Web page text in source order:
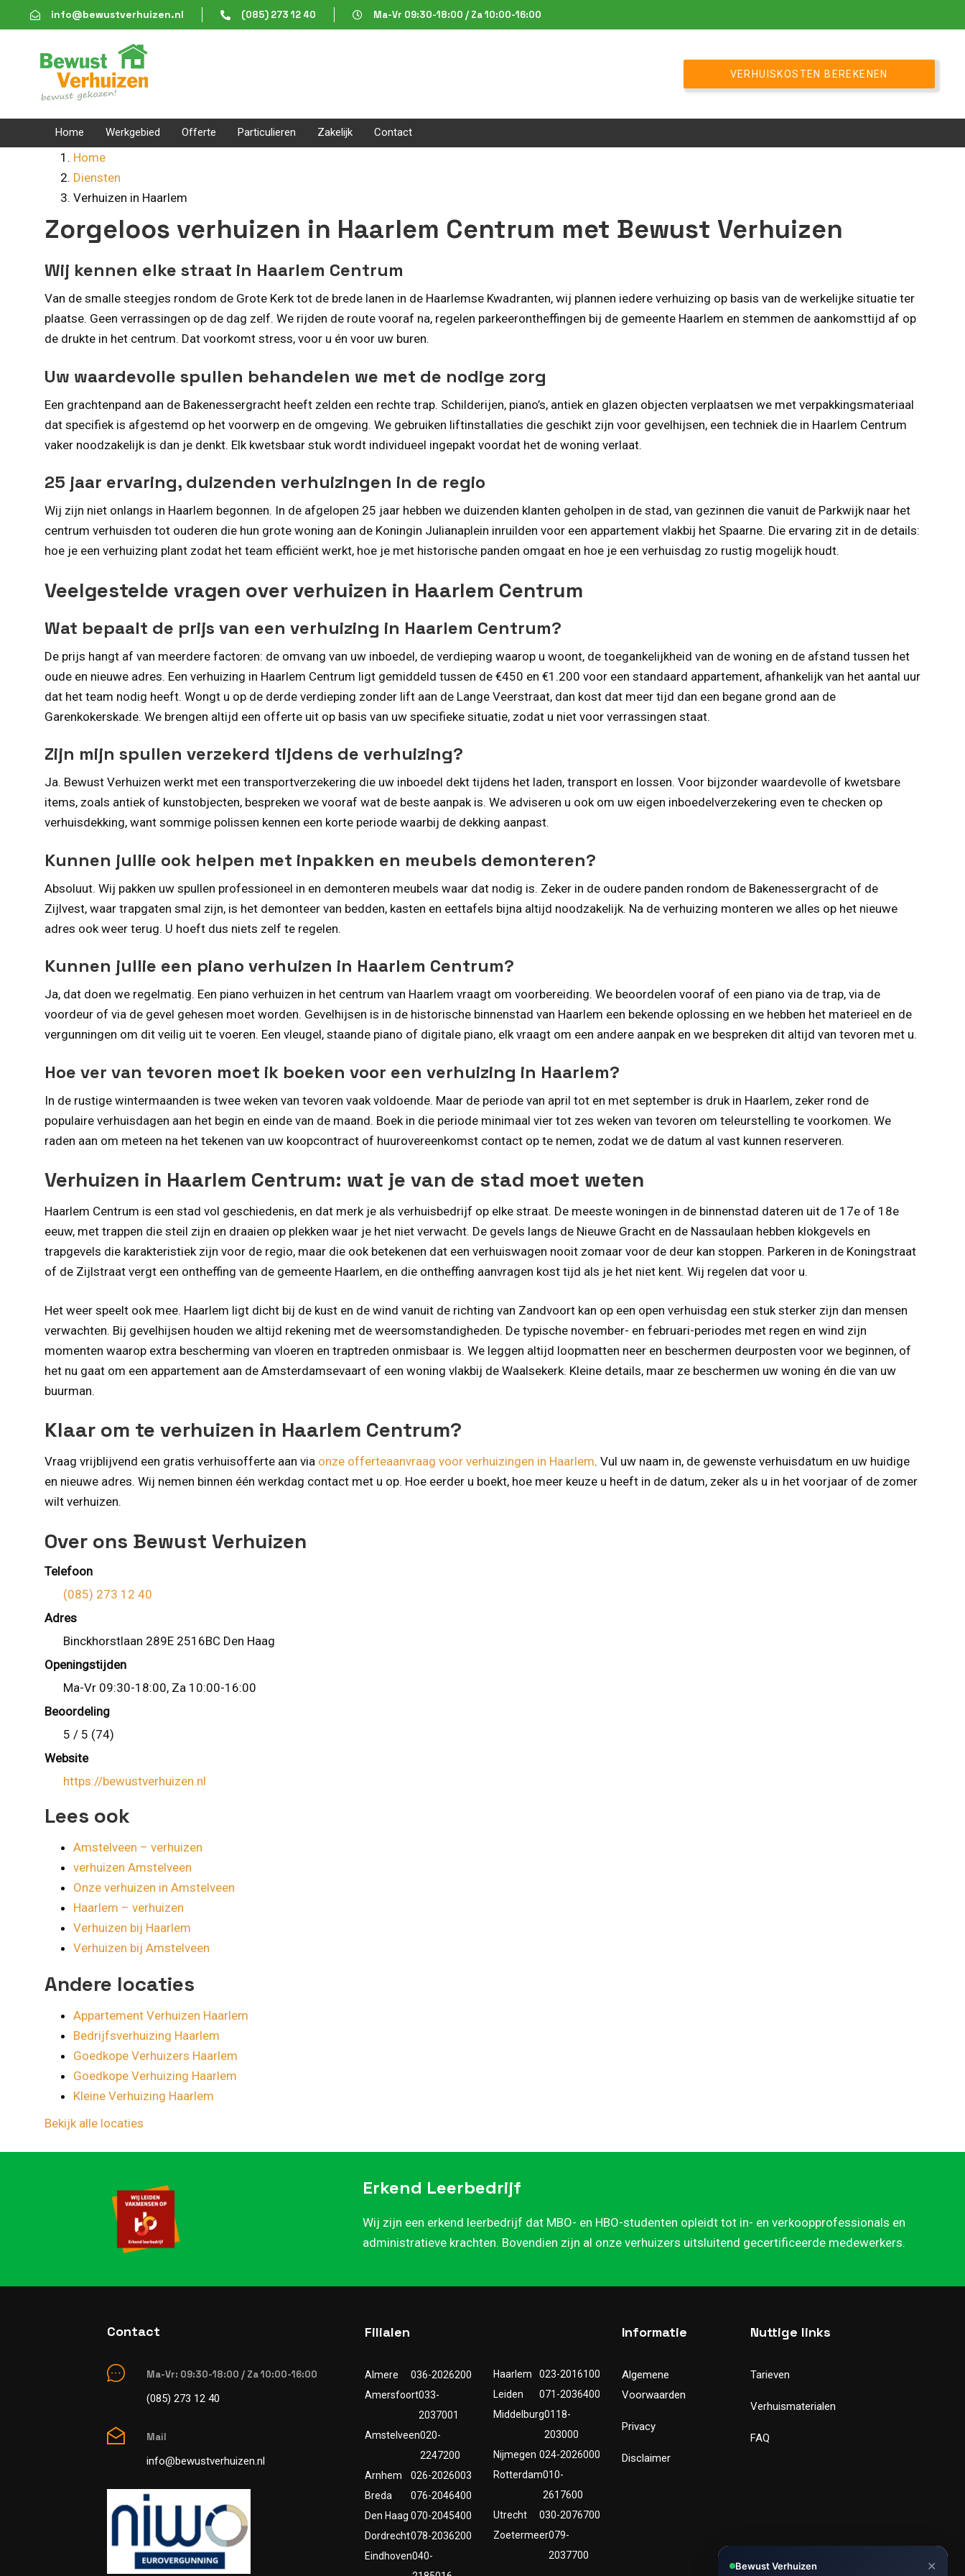
links
to
content
info@bewustverhuizen.nl (085) 273 12 40 Ma-Vr 09:30-18:00 / Za 10:00-16:00
VERHUISKOSTEN BEREKENEN
Home Werkgebied Offerte Particulieren Zakelijk Contact
Home
Diensten
Verhuizen in Haarlem
Zorgeloos verhuizen in Haarlem Centrum met Bewust Verhuizen
Wij kennen elke straat in Haarlem Centrum
Van de smalle steegjes rondom de Grote Kerk tot de brede lanen in de Haarlemse Kwadranten, wij plannen iedere verhuizing op basis van de werkelijke situatie ter
plaatse. Geen verrassingen op de dag zelf. We rijden de route vooraf na, regelen parkeerontheffingen bij de gemeente Haarlem en stemmen de aankomsttijd af op
de drukte in het centrum. Dat voorkomt stress, voor u én voor uw buren.
Uw waardevolle spullen behandelen we met de nodige zorg
Een grachtenpand aan de Bakenessergracht heeft zelden een rechte trap. Schilderijen, piano’s, antiek en glazen objecten verplaatsen we met verpakkingsmateriaal
dat specifiek is afgestemd op het voorwerp en de omgeving. We gebruiken liftinstallaties die geschikt zijn voor gevelhijsen, een techniek die in Haarlem Centrum
vaker noodzakelijk is dan je denkt. Elk kwetsbaar stuk wordt individueel ingepakt voordat het de woning verlaat.
25 jaar ervaring, duizenden verhuizingen in de regio
Wij zijn niet onlangs in Haarlem begonnen. In de afgelopen 25 jaar hebben we duizenden klanten geholpen in de stad, van gezinnen die vanuit de Parkwijk naar het
centrum verhuisden tot ouderen die hun grote woning aan de Koningin Julianaplein inruilden voor een appartement vlakbij het Spaarne. Die ervaring zit in de details:
hoe je een verhuizing plant zodat het team efficiënt werkt, hoe je met historische panden omgaat en hoe je een verhuisdag zo rustig mogelijk houdt.
Veelgestelde vragen over verhuizen in Haarlem Centrum
Wat bepaalt de prijs van een verhuizing in Haarlem Centrum?
De prijs hangt af van meerdere factoren: de omvang van uw inboedel, de verdieping waarop u woont, de toegankelijkheid van de woning en de afstand tussen het
oude en nieuwe adres. Een verhuizing in Haarlem Centrum ligt gemiddeld tussen de €450 en €1.200 voor een standaard appartement, afhankelijk van het aantal uur
dat het team nodig heeft. Wongt u op de derde verdieping zonder lift aan de Lange Veerstraat, dan kost dat meer tijd dan een begane grond aan de
Garenkokerskade. We brengen altijd een offerte uit op basis van uw specifieke situatie, zodat u niet voor verrassingen staat.
Zijn mijn spullen verzekerd tijdens de verhuizing?
Ja. Bewust Verhuizen werkt met een transportverzekering die uw inboedel dekt tijdens het laden, transport en lossen. Voor bijzonder waardevolle of kwetsbare
items, zoals antiek of kunstobjecten, bespreken we vooraf wat de beste aanpak is. We adviseren u ook om uw eigen inboedelverzekering even te checken op
verhuisdekking, want sommige polissen kennen een korte periode waarbij de dekking aanpast.
Kunnen jullie ook helpen met inpakken en meubels demonteren?
Absoluut. Wij pakken uw spullen professioneel in en demonteren meubels waar dat nodig is. Zeker in de oudere panden rondom de Bakenessergracht of de
Zijlvest, waar trapgaten smal zijn, is het demonteer van bedden, kasten en eettafels bijna altijd noodzakelijk. Na de verhuizing monteren we alles op het nieuwe
adres ook weer terug. U hoeft dus niets zelf te regelen.
Kunnen jullie een piano verhuizen in Haarlem Centrum?
Ja, dat doen we regelmatig. Een piano verhuizen in het centrum van Haarlem vraagt om voorbereiding. We beoordelen vooraf of een piano via de trap, via de
voordeur of via de gevel gehesen moet worden. Gevelhijsen is in de historische binnenstad van Haarlem een bekende oplossing en we hebben het materieel en de
vergunningen om dit veilig uit te voeren. Een vleugel, staande piano of digitale piano, elk vraagt om een andere aanpak en we bespreken dit altijd van tevoren met u.
Hoe ver van tevoren moet ik boeken voor een verhuizing in Haarlem?
In de rustige wintermaanden is twee weken van tevoren vaak voldoende. Maar de periode van april tot en met september is druk in Haarlem, zeker rond de
populaire verhuisdagen aan het begin en einde van de maand. Boek in die periode minimaal vier tot zes weken van tevoren om teleurstelling te voorkomen. We
raden aan om meteen na het tekenen van uw koopcontract of huurovereenkomst contact op te nemen, zodat we de datum al vast kunnen reserveren.
Verhuizen in Haarlem Centrum: wat je van de stad moet weten
Haarlem Centrum is een stad vol geschiedenis, en dat merk je als verhuisbedrijf op elke straat. De meeste woningen in de binnenstad dateren uit de 17e of 18e
eeuw, met trappen die steil zijn en draaien op plekken waar je het niet verwacht. De gevels langs de Nieuwe Gracht en de Nassaulaan hebben klokgevels en
trapgevels die karakteristiek zijn voor de regio, maar die ook betekenen dat een verhuiswagen nooit zomaar voor de deur kan stoppen. Parkeren in de Koningstraat
of de Zijlstraat vergt een ontheffing van de gemeente Haarlem, en die ontheffing aanvragen kost tijd als je het niet kent. Wij regelen dat voor u.
Het weer speelt ook mee. Haarlem ligt dicht bij de kust en de wind vanuit de richting van Zandvoort kan op een open verhuisdag een stuk sterker zijn dan mensen
verwachten. Bij gevelhijsen houden we altijd rekening met de weersomstandigheden. De typische november- en februari-periodes met regen en wind zijn
momenten waarop extra bescherming van vloeren en traptreden onmisbaar is. We leggen altijd loopmatten neer en beschermen deurposten voor we beginnen, of
het nu gaat om een appartement aan de Amsterdamsevaart of een woning vlakbij de Waalsekerk. Kleine details, maar ze beschermen uw woning én die van uw
buurman.
Klaar om te verhuizen in Haarlem Centrum?
Vraag vrijblijvend een gratis verhuisofferte aan via onze offerteaanvraag voor verhuizingen in Haarlem. Vul uw naam in, de gewenste verhuisdatum en uw huidige
en nieuwe adres. Wij nemen binnen één werkdag contact met u op. Hoe eerder u boekt, hoe meer keuze u heeft in de datum, zeker als u in het voorjaar of de zomer
wilt verhuizen.
Over ons Bewust Verhuizen
Telefoon
(085) 273 12 40
Adres
Binckhorstlaan 289E 2516BC Den Haag
Openingstijden
Ma-Vr 09:30-18:00, Za 10:00-16:00
Beoordeling
5 / 5 (74)
Website
https://bewustverhuizen.nl
Lees ook
Amstelveen – verhuizen
verhuizen Amstelveen
Onze verhuizen in Amstelveen
Haarlem – verhuizen
Verhuizen bij Haarlem
Verhuizen bij Amstelveen
Andere locaties
Appartement Verhuizen Haarlem
Bedrijfsverhuizing Haarlem
Goedkope Verhuizers Haarlem
Goedkope Verhuizing Haarlem
Kleine Verhuizing Haarlem
Bekijk alle locaties
Erkend Leerbedrijf
Wij zijn een erkend leerbedrijf dat MBO- en HBO-studenten opleidt tot in- en verkoopprofessionals en
administratieve krachten. Bovendien zijn al onze verhuizers uitsluitend gecertificeerde medewerkers.
Contact
Ma-Vr: 09:30-18:00 / Za 10:00-16:00
(085) 273 12 40
Mail
info@bewustverhuizen.nl
Filialen
Almere
036-2026200
Amersfoort033-
2037001
Amstelveen020-
2247200
Arnhem
026-2026003
Breda
076-2046400
Den Haag 070-2045400
Dordrecht078-2036200
Eindhoven040-
Haarlem
023-2016100
Leiden
071-2036400
Middelburg0118-
203000
Nijmegen 024-2026000
Rotterdam010-
2617600
Utrecht
030-2076700
Zoetermeer079-
2037700
Informatie
Algemene
Voorwaarden
Privacy
Disclaimer
Nuttige links
Tarieven
Verhuismaterialen
FAQ
✕